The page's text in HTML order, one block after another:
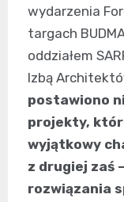
wydarzenia
targach
oddziałem
Izbą
postawiono
projekty,
wyjątkowy
z drugiej zaś
rozwiązania